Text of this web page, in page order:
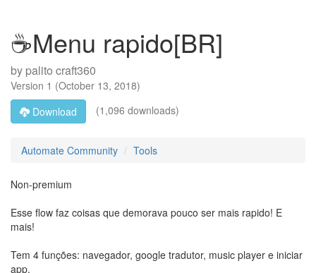
☕Menu rapido[BR]
by palito craft360
Version 1 (October 13, 2018)
Download
(1,096 downloads)
Automate Community Tools
Non-premium
Esse flow faz coisas que demorava pouco ser mais rapido! E
mais!
Tem 4 funções: navegador, google tradutor, music player e iniciar
app.